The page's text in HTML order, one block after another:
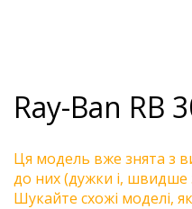
Ray-Ban RB
Ця модель вже знята з
до них (дужки і, швидше
Шукайте схожі моделі,